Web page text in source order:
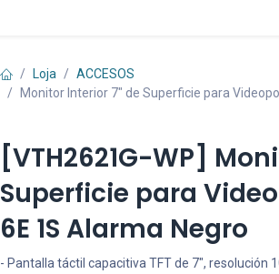
Loja
ACCESOS
Monitor Interior 7" de Superficie para
[VTH2621G-WP]
Superficie para
6E 1S Alarma Negro
- Pantalla táctil capacitiva TFT de 7", resolución